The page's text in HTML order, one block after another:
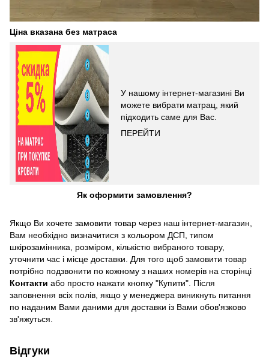
Ціна вказана без матраса
У нашому інтернет-магазині Ви
можете вибрати матрац, який
підходить саме для Вас.
ПЕРЕЙТИ
Як оформити замовлення?
Якщо Ви хочете замовити товар через наш інтернет-магазин,
Вам необхідно визначитися з кольором ДСП, типом
шкірозамінника, розміром, кількістю вибраного товару,
уточнити час і місце доставки. Для того щоб замовити товар
потрібно подзвонити по кожному з наших номерів на сторінці
Контакти або просто нажати кнопку "Купити". Після
заповнення всіх полів, якщо у менеджера виникнуть питання
по наданим Вами даними для доставки із Вами обов'язково
зв'яжуться.
Відгуки